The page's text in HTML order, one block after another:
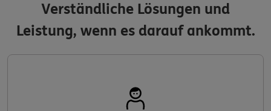
Verständliche Lösungen und
Leistung, wenn es darauf ankommt.